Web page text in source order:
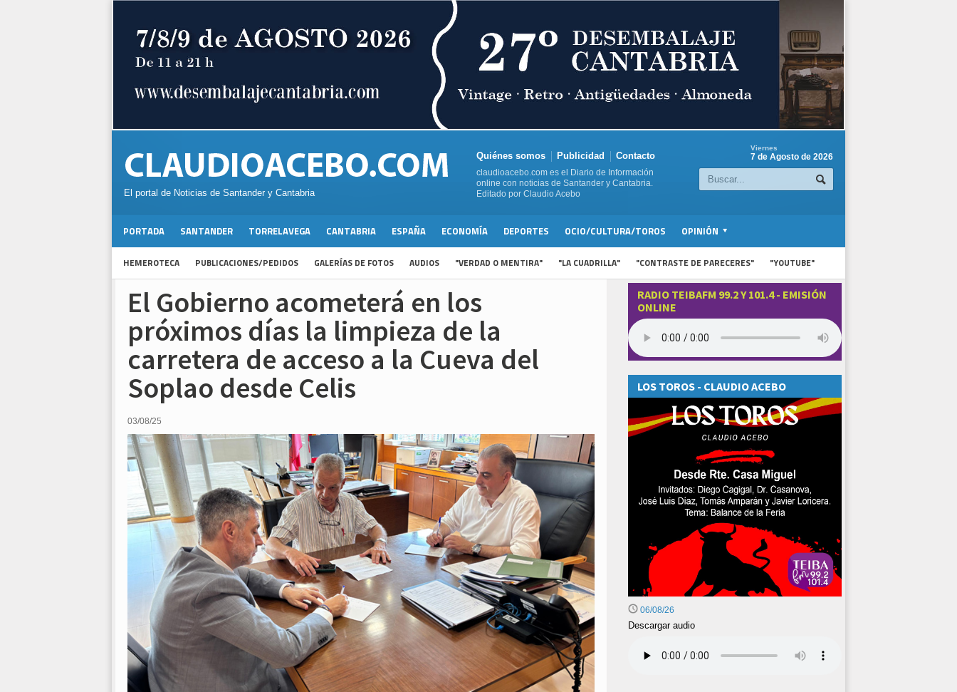
El portal de Noticias de Santander y Cantabria
Quiénes somos Publicidad Contacto
claudioacebo.com es el Diario de Información
online con noticias de Santander y Cantabria.
Editado por Claudio Acebo
Viernes
7 de Agosto de 2026
PORTADA SANTANDER TORRELAVEGA CANTABRIA ESPAÑA ECONOMÍA DEPORTES OCIO/CULTURA/TOROS OPINIÓN
HEMEROTECA PUBLICACIONES/PEDIDOS GALERÍAS DE FOTOS AUDIOS "VERDAD O MENTIRA" "LA CUADRILLA" "CONTRASTE DE PARECERES" "YOUTUBE"
El Gobierno acometerá en los
próximos días la limpieza de la
carretera de acceso a la Cueva del
Soplao desde Celis
03/08/25
RADIO TEIBAFM 99.2 Y 101.4 - EMISIÓN
ONLINE
LOS TOROS - CLAUDIO ACEBO
06/08/26
Descargar audio